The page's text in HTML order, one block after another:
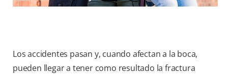
Los accidentes pasan y, cuando afectan a la boca,
pueden llegar a tener como resultado la fractura